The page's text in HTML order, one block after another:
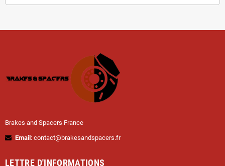
Brakes and Spacers France
Email : contact@brakesandspacers.fr
LETTRE D'INFORMATIONS